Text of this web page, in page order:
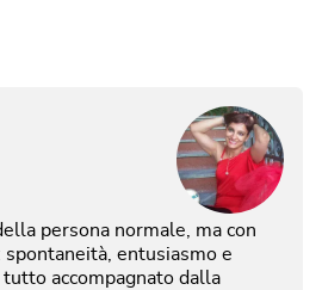
persona normale, ma con
spontaneità, entusiasmo e
accompagnato dalla